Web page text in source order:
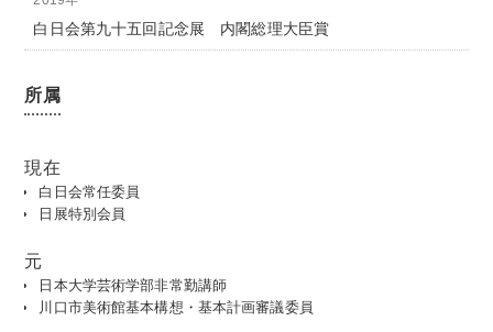
白日会第九十五回記念展 内閣総理大臣賞
所属
現在
白日会常任委員
日展特別会員
元
日本大学芸術学部非常勤講師
川口市美術館基本構想・基本計画審議委員